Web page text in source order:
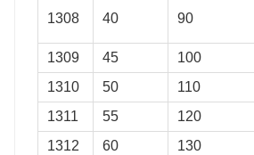
1308 40 90
1309 45 100
1310
50 110
1311
55 120
1312
60 130